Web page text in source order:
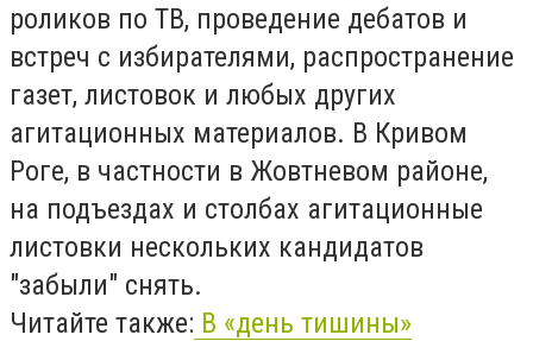
роликов по ТВ, проведение дебатов и
встреч с избирателями, распространение
газет, листовок и любых других
агитационных материалов. В Кривом
Роге, в частности в Жовтневом районе,
на подъездах и столбах агитационные
листовки нескольких кандидатов
"забыли" снять.
Читайте также: В «день тишины»